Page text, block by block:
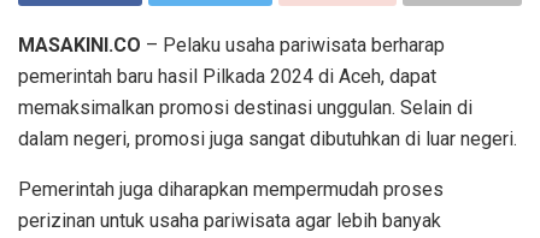
MASAKINI.CO – Pelaku usaha pariwisata berharap
pemerintah baru hasil Pilkada 2024 di Aceh, dapat
memaksimalkan promosi destinasi unggulan. Selain di
dalam negeri, promosi juga sangat dibutuhkan di luar negeri.
Pemerintah juga diharapkan mempermudah proses
perizinan untuk usaha pariwisata agar lebih banyak